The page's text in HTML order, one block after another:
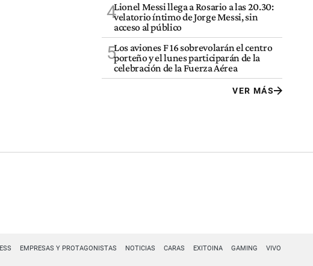
4Lionel Messi llega a Rosario a las 20.30:
velatorio íntimo de Jorge Messi, sin
acceso al público
5Los aviones F 16 sobrevolarán el centro
porteño y el lunes participarán de la
celebración de la Fuerza Aérea
VER MÁS
EMPRESAS Y PROTAGONISTAS NOTICIAS CARAS EXITOINA GAMING VIVO